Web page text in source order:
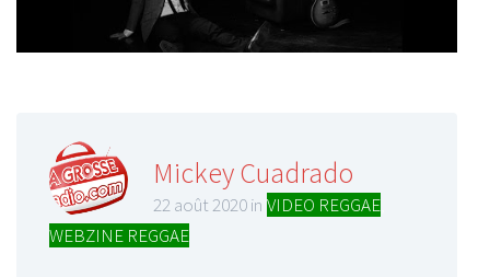
Mickey Cuadrado
22 août 2020 in VIDEO REGGAE
WEBZINE REGGAE